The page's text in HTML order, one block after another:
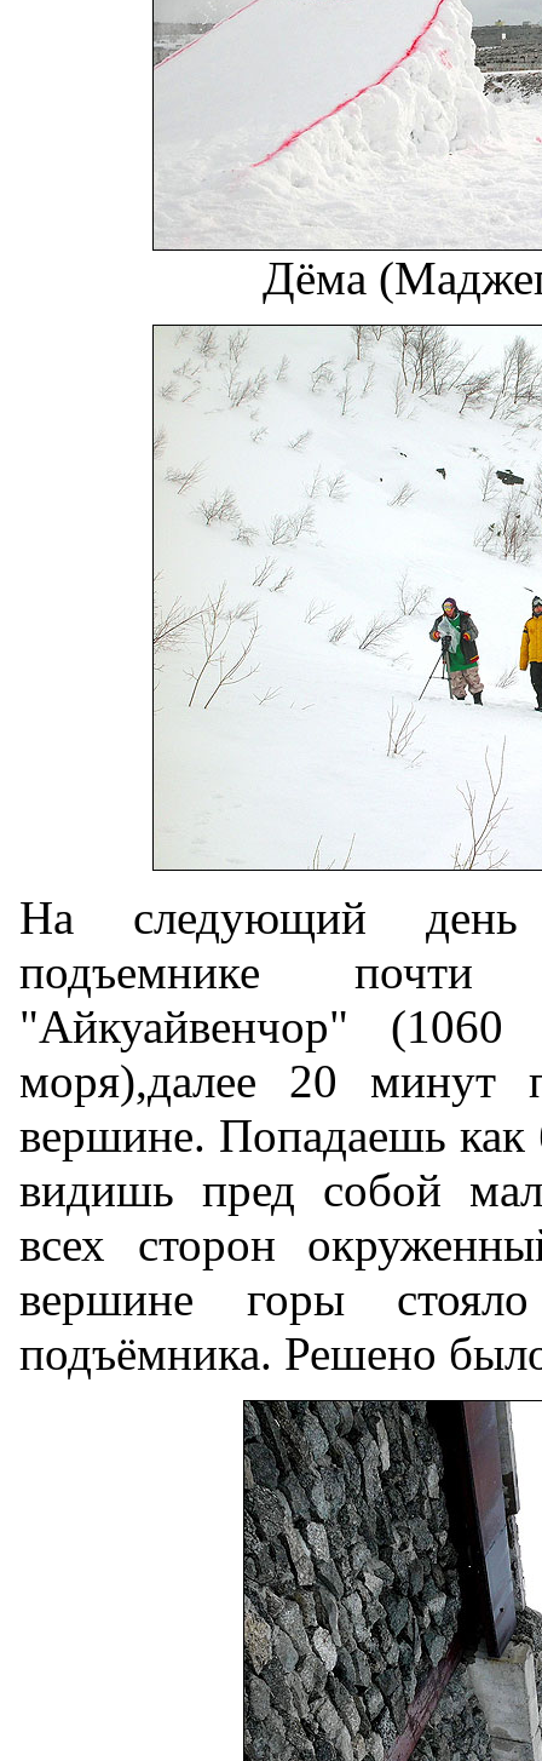
Дёма
На следующий
подъемнике
"Айкуайвенчор"
моря),далее 20
вершине. Попадаешь
видишь пред собой
всех сторон
вершине горы стояло
подъёмника. Решено